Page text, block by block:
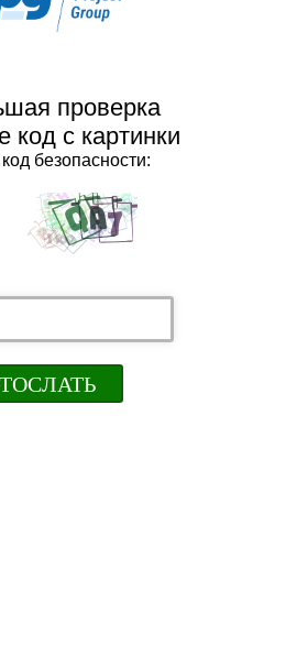
проверка
код с картинки
безопасности: